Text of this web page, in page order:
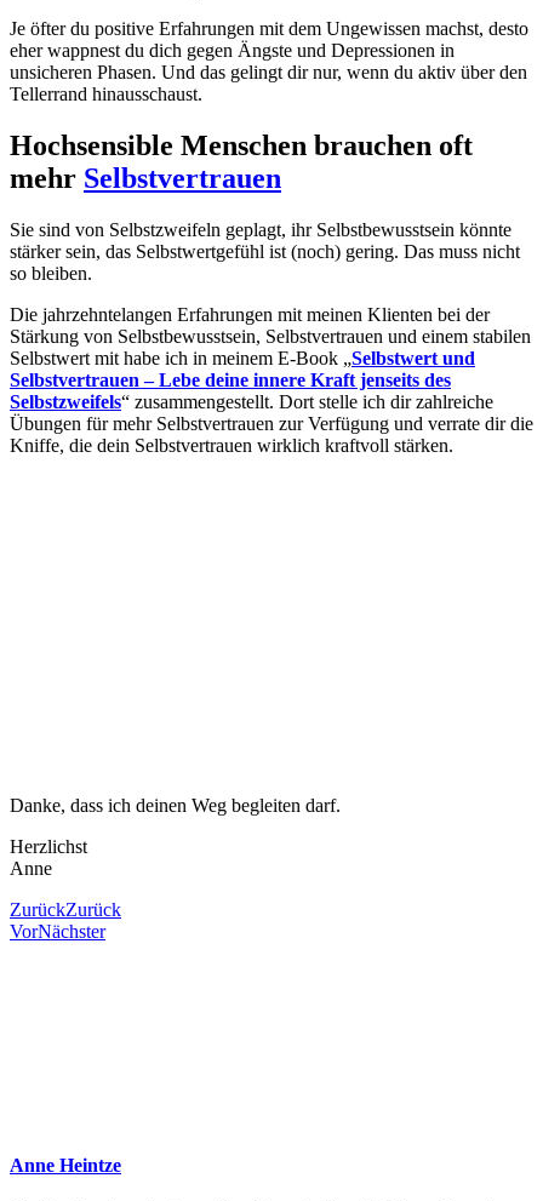
Je öfter du positive Erfahrungen mit dem Ungewissen machst, desto
eher wappnest du dich gegen Ängste und Depressionen in
unsicheren Phasen. Und das gelingt dir nur, wenn du aktiv über den
Tellerrand hinausschaust.
Hochsensible Menschen brauchen oft
mehr Selbstvertrauen
Sie sind von Selbstzweifeln geplagt, ihr Selbstbewusstsein könnte
stärker sein, das Selbstwertgefühl ist (noch) gering. Das muss nicht
so bleiben.
Die jahrzehntelangen Erfahrungen mit meinen Klienten bei der
Stärkung von Selbstbewusstsein, Selbstvertrauen und einem stabilen
Selbstwert mit habe ich in meinem E-Book „Selbstwert und
Selbstvertrauen – Lebe deine innere Kraft jenseits des
Selbstzweifels“ zusammengestellt. Dort stelle ich dir zahlreiche
Übungen für mehr Selbstvertrauen zur Verfügung und verrate dir die
Kniffe, die dein Selbstvertrauen wirklich kraftvoll stärken.
Danke, dass ich deinen Weg begleiten darf.
Herzlichst
Anne
ZurückZurück
VorNächster
Anne Heintze